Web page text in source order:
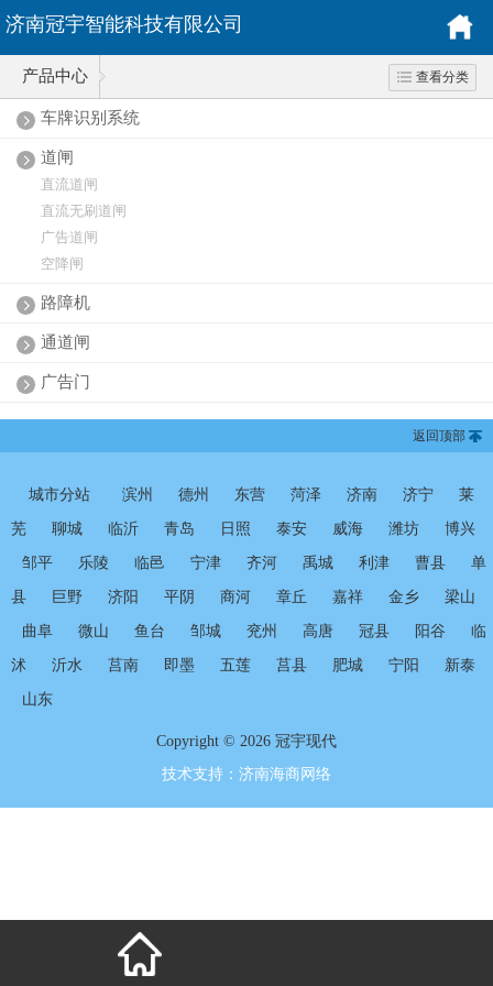
济南冠宇智能科技有限公司
产品中心 查看分类
车牌识别系统
道闸
直流道闸
直流无刷道闸
广告道闸
空降闸
路障机
通道闸
广告门
返回顶部
城市分站 滨州 德州 东营 菏泽 济南 济宁
莱
芜
聊城 临沂 青岛 日照 泰安 威海 潍坊
博兴
邹平
乐陵 临邑 宁津 齐河 禹城 利津 曹县
单
县
巨野 济阳 平阴 商河 章丘 嘉祥 金乡
梁山
曲阜
微山 鱼台 邹城 兖州 高唐 冠县 阳谷
临
沭
沂水 莒南 即墨 五莲 莒县 肥城 宁阳
新泰
山东
Copyright © 2026 冠宇现代
技术支持： 济南海商网络